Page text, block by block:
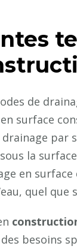
de
en surface
drainage
la
en
quel
besoins